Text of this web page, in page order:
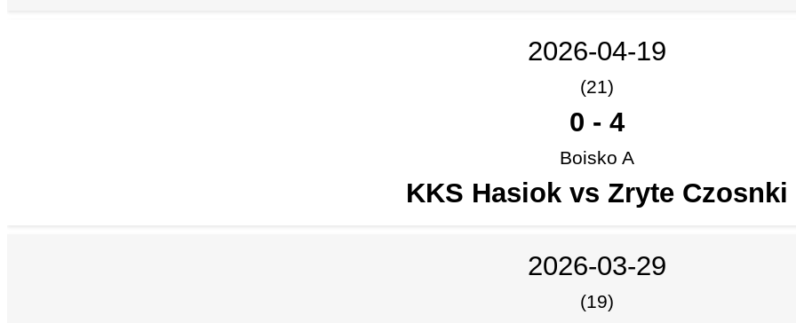
2026-04-19
(21)
0 - 4
Boisko A
KKS Hasiok vs Zryte Czosnki
2026-03-29
(19)